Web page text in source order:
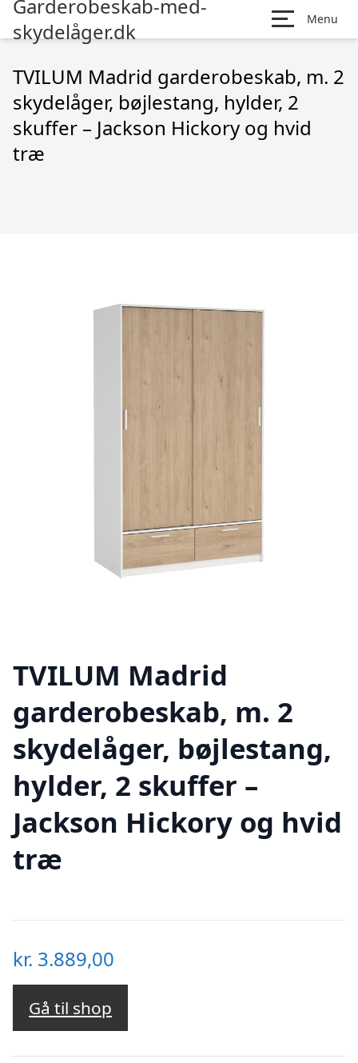
Garderobeskab-med-
skydelåger.dk
Menu
TVILUM Madrid garderobeskab, m. 2
skydelåger, bøjlestang, hylder, 2
skuffer – Jackson Hickory og hvid
træ
TVILUM Madrid
garderobeskab, m. 2
skydelåger, bøjlestang,
hylder, 2 skuffer –
Jackson Hickory og hvid
træ
kr. 3.889,00
Gå til shop